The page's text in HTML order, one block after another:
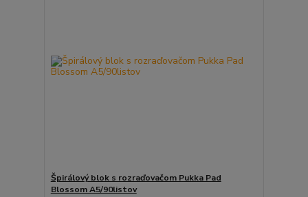
Špirálový blok s rozraďovačom Pukka Pad
Blossom A5/90listov